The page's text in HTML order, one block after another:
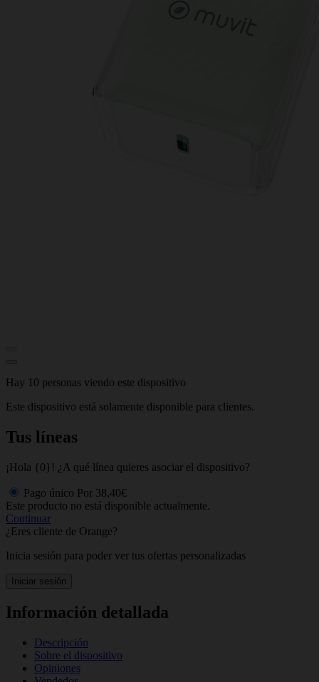
Hay 10 personas viendo este dispositivo
Este dispositivo está solamente disponible para clientes.
Tus líneas
¡Hola {0}! ¿A qué línea quieres asociar el dispositivo?
Pago único Por 38,40€
Este producto no está disponible actualmente.
Continuar
¿Eres cliente de Orange?
Inicia sesión para poder ver tus ofertas personalizadas
Iniciar sesión
Información detallada
Descripción
Sobre el dispositivo
Opiniones